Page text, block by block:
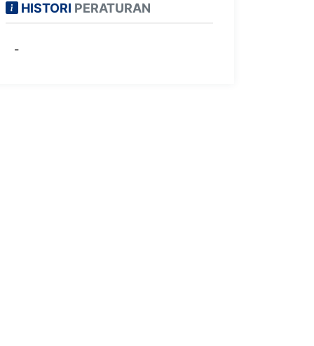
HISTORI PERATURAN
-